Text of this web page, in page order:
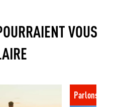
VOUS
en colo :
?
10 raisons
mon enfant
Parlons colos